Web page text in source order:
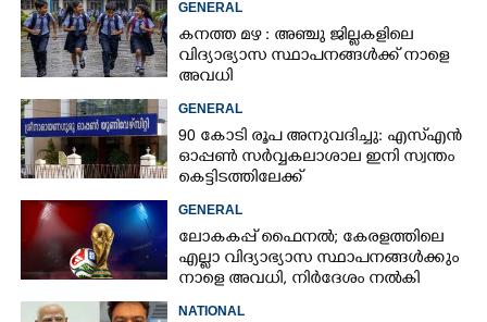
നിൽക്കുന്നു'
GENERAL
കനത്ത മഴ : അഞ്ചു ജില്ലകളിലെ
വിദ്യാഭ്യാസ സ്ഥാപനങ്ങൾക്ക് നാളെ
അവധി
GENERAL
90 കോടി രൂപ അനുവദിച്ചു: എസ്എൻ
ഓപ്പൺ സർവ്വകലാശാല ഇനി സ്വന്തം
കെട്ടിടത്തിലേക്ക്
GENERAL
ലോകകപ്പ് ഫൈനൽ; കേരളത്തിലെ
എല്ലാ വിദ്യാഭ്യാസ സ്ഥാപനങ്ങൾക്കും
നാളെ അവധി,​ നിർദേശം നൽകി
NATIONAL